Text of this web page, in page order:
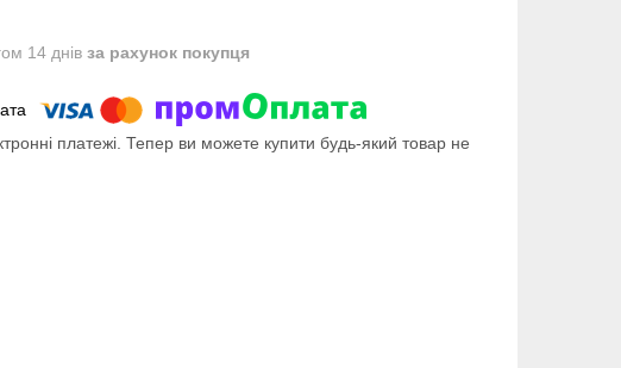
14 днів за рахунок покупця
платежі. Тепер ви можете купити будь-який товар не